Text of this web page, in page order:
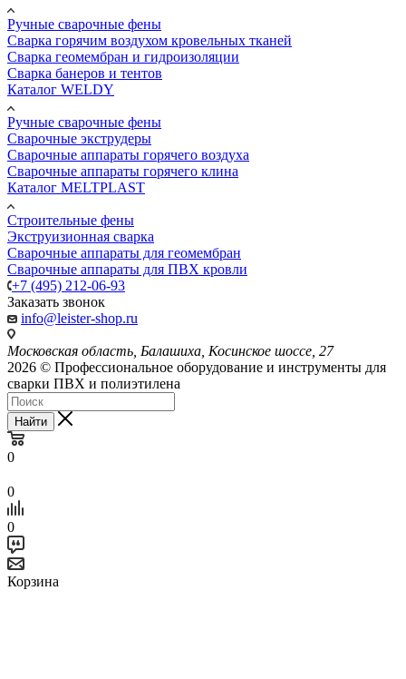
Ручные сварочные фены
Сварка горячим воздухом кровельных тканей
Сварка геомембран и гидроизоляции
Сварка банеров и тентов
Каталог WELDY
Ручные сварочные фены
Сварочные экструдеры
Сварочные аппараты горячего воздуха
Сварочные аппараты горячего клина
Каталог MELTPLAST
Строительные фены
Экструизионная сварка
Сварочные аппараты для геомембран
Сварочные аппараты для ПВХ кровли
+7 (495) 212-06-93
Заказать звонок
info@leister-shop.ru
Московская область, Балашиха, Косинское шоссе, 27
2026 © Профессиональное оборудование и инструменты для
сварки ПВХ и полиэтилена
Найти
0
0
0
Корзина